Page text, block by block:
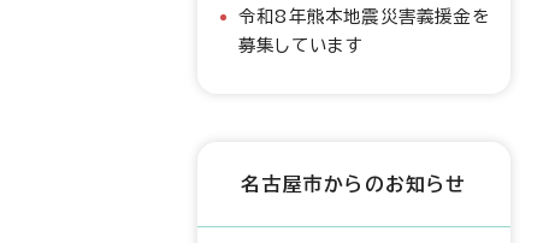
令和8年熊本地震災害義援金を
募集しています
名古屋市からのお知らせ